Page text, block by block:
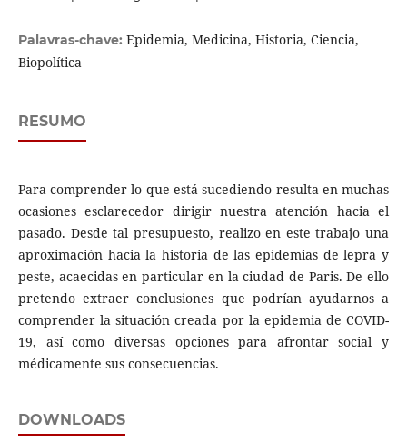
Palavras-chave: Epidemia, Medicina, Historia, Ciencia,
Biopolítica
RESUMO
Para comprender lo que está sucediendo resulta en muchas
ocasiones esclarecedor dirigir nuestra atención hacia el
pasado. Desde tal presupuesto, realizo en este trabajo una
aproximación hacia la historia de las epidemias de lepra y
peste, acaecidas en particular en la ciudad de Paris. De ello
pretendo extraer conclusiones que podrían ayudarnos a
comprender la situación creada por la epidemia de COVID-
19, así como diversas opciones para afrontar social y
médicamente sus consecuencias.
DOWNLOADS